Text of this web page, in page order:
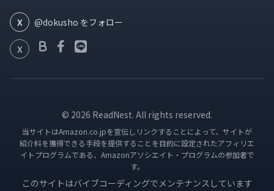
X @dokusho をフォロー
X
© 2026 ReadNest. All rights reserved.
当サイトはAmazon.co.jpを宣伝しリンクすることによって、サイトが
紹介料を獲得できる手段を提供することを目的に設定されたアフィリエ
イトプログラムである、Amazonアソシエイト・プログラムの参加者で
す。
このサイトはバイブコーディングでメンテナンスしています